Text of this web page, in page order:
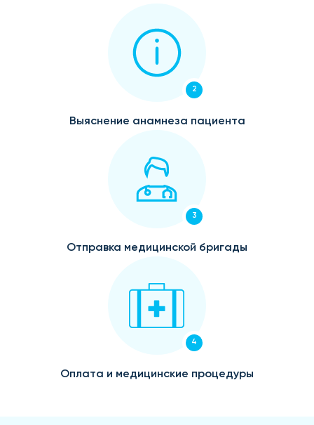
2
Выяснение анамнеза пациента
3
Отправка медицинской бригады
4
Оплата и медицинские процедуры